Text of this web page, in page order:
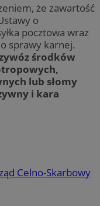
że zawartość
o
pocztowa wraz
sprawy karnej.
środków
lub słomy
i kara
Celno-Skarbowy